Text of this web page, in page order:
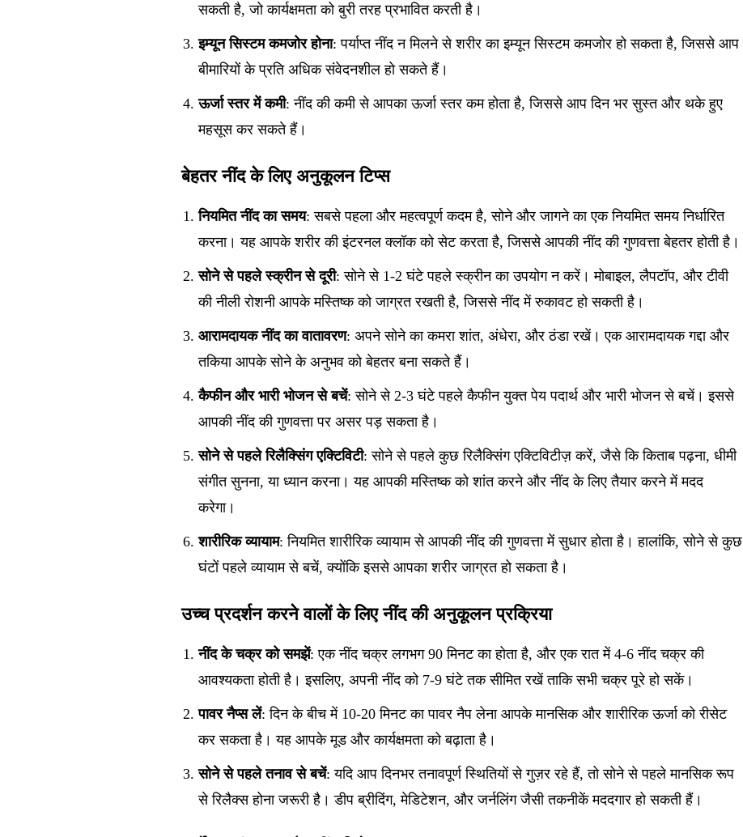
सकती है, जो कार्यक्षमता को बुरी तरह प्रभावित करती है।
इम्यून सिस्टम कमजोर होना: पर्याप्त नींद न मिलने से शरीर का इम्यून सिस्टम कमजोर हो सकता है, जिससे आप
बीमारियों के प्रति अधिक संवेदनशील हो सकते हैं।
ऊर्जा स्तर में कमी: नींद की कमी से आपका ऊर्जा स्तर कम होता है, जिससे आप दिन भर सुस्त और थके हुए
महसूस कर सकते हैं।
बेहतर नींद के लिए अनुकूलन टिप्स
नियमित नींद का समय: सबसे पहला और महत्वपूर्ण कदम है, सोने और जागने का एक नियमित समय निर्धारित
करना। यह आपके शरीर की इंटरनल क्लॉक को सेट करता है, जिससे आपकी नींद की गुणवत्ता बेहतर होती है।
सोने से पहले स्क्रीन से दूरी: सोने से 1-2 घंटे पहले स्क्रीन का उपयोग न करें। मोबाइल, लैपटॉप, और टीवी
की नीली रोशनी आपके मस्तिष्क को जाग्रत रखती है, जिससे नींद में रुकावट हो सकती है।
आरामदायक नींद का वातावरण: अपने सोने का कमरा शांत, अंधेरा, और ठंडा रखें। एक आरामदायक गद्दा और
तकिया आपके सोने के अनुभव को बेहतर बना सकते हैं।
कैफीन और भारी भोजन से बचें: सोने से 2-3 घंटे पहले कैफीन युक्त पेय पदार्थ और भारी भोजन से बचें। इससे
आपकी नींद की गुणवत्ता पर असर पड़ सकता है।
सोने से पहले रिलैक्सिंग एक्टिविटी: सोने से पहले कुछ रिलैक्सिंग एक्टिविटीज़ करें, जैसे कि किताब पढ़ना, धीमी
संगीत सुनना, या ध्यान करना। यह आपकी मस्तिष्क को शांत करने और नींद के लिए तैयार करने में मदद
करेगा।
शारीरिक व्यायाम: नियमित शारीरिक व्यायाम से आपकी नींद की गुणवत्ता में सुधार होता है। हालांकि, सोने से कुछ
घंटों पहले व्यायाम से बचें, क्योंकि इससे आपका शरीर जाग्रत हो सकता है।
उच्च प्रदर्शन करने वालों के लिए नींद की अनुकूलन प्रक्रिया
नींद के चक्र को समझें: एक नींद चक्र लगभग 90 मिनट का होता है, और एक रात में 4-6 नींद चक्र की
आवश्यकता होती है। इसलिए, अपनी नींद को 7-9 घंटे तक सीमित रखें ताकि सभी चक्र पूरे हो सकें।
पावर नैप्स लें: दिन के बीच में 10-20 मिनट का पावर नैप लेना आपके मानसिक और शारीरिक ऊर्जा को रीसेट
कर सकता है। यह आपके मूड और कार्यक्षमता को बढ़ाता है।
सोने से पहले तनाव से बचें: यदि आप दिनभर तनावपूर्ण स्थितियों से गुज़र रहे हैं, तो सोने से पहले मानसिक रूप
से रिलैक्स होना जरूरी है। डीप ब्रीदिंग, मेडिटेशन, और जर्नलिंग जैसी तकनीकें मददगार हो सकती हैं।